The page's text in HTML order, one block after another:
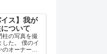
イス】我が
ついて
柱の写真を撮
した。 僕のイ
のオーナー候